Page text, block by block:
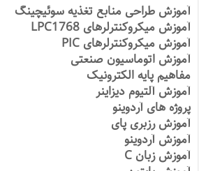
آموزش طراحی منابع تغذیه سوئیچینگ
آموزش میکروکنترلرهای LPC1768
آموزش میکروکنترلرهای PIC
آموزش اتوماسیون صنعتی
مفاهیم پایه الکترونیک
آموزش آلتیوم دیزاینر
پروژه های آردوینو
آموزش رزبری پای
آموزش آردوینو
آموزش زبان C